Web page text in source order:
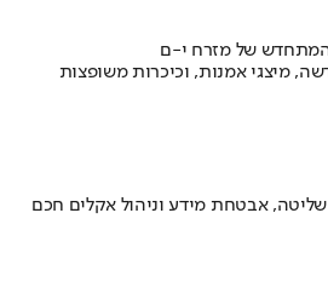
המתחדש של מזרח י-ם
מיצגי אמנות, וכיכרות משופצות
אבטחת מידע וניהול אקלים חכם